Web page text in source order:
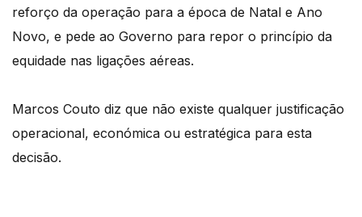
reforço da operação para a época de Natal e Ano
Novo, e pede ao Governo para repor o princípio da
equidade nas ligações aéreas.
Marcos Couto diz que não existe qualquer justificação
operacional, económica ou estratégica para esta
decisão.